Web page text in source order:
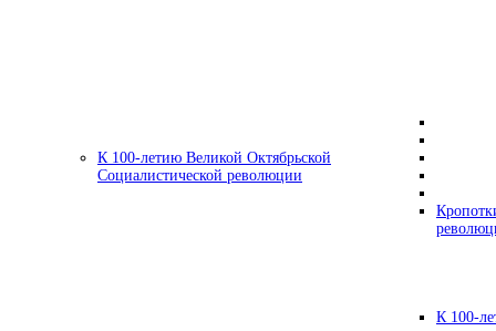
К 100-летию Великой Октябрьской
Социалистической революции
К 100-